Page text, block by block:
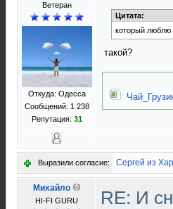
Ветеран
Откуда: Одесса
Сообщений: 1 238
Репутация: 31
Цитата:
который люблю
такой?
Выразили согласие: Сергей из
Михайло
HI-FI GURU
RE: И